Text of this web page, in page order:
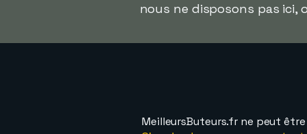
nous ne disposons pas ici,
MeilleursButeurs.fr ne peut